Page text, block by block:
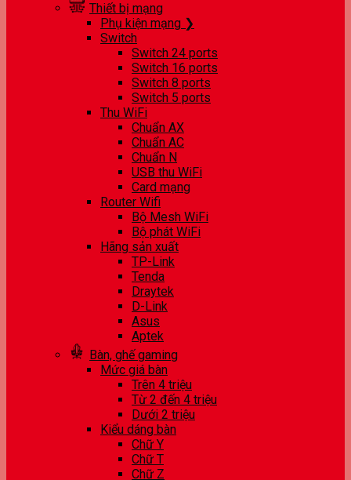
Thiết bị mạng
Phụ kiện mạng ❯
Switch
Switch 24 ports
Switch 16 ports
Switch 8 ports
Switch 5 ports
Thu WiFi
Chuẩn AX
Chuẩn AC
Chuẩn N
USB thu WiFi
Card mạng
Router Wifi
Bộ Mesh WiFi
Bộ phát WiFi
Hãng sản xuất
TP-Link
Tenda
Draytek
D-Link
Asus
Aptek
Bàn, ghế gaming
Mức giá bàn
Trên 4 triệu
Từ 2 đến 4 triệu
Dưới 2 triệu
Kiểu dáng bàn
Chữ Y
Chữ T
Chữ Z